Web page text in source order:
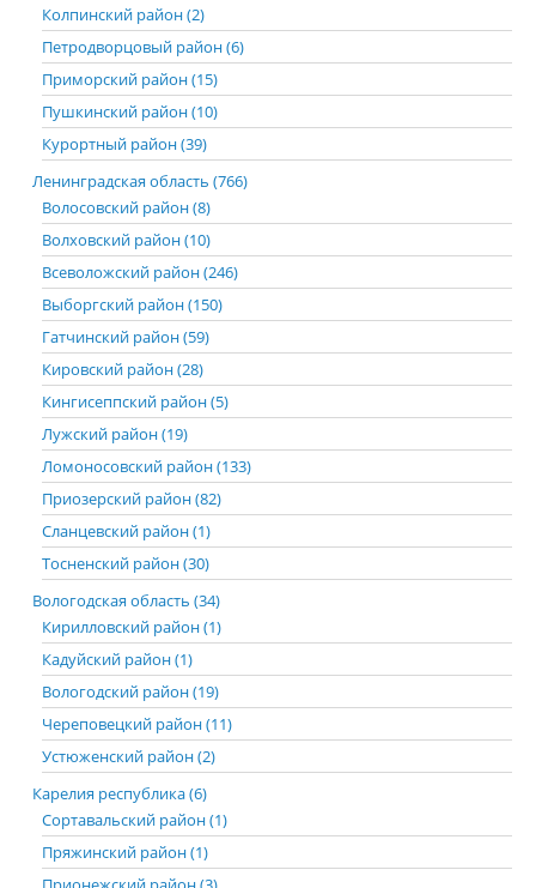
Колпинский район (2)
Петродворцовый район (6)
Приморский район (15)
Пушкинский район (10)
Курортный район (39)
Ленинградская область (766)
Волосовский район (8)
Волховский район (10)
Всеволожский район (246)
Выборгский район (150)
Гатчинский район (59)
Кировский район (28)
Кингисеппский район (5)
Лужский район (19)
Ломоносовский район (133)
Приозерский район (82)
Сланцевский район (1)
Тосненский район (30)
Вологодская область (34)
Кирилловский район (1)
Кадуйский район (1)
Вологодский район (19)
Череповецкий район (11)
Устюженский район (2)
Карелия республика (6)
Сортавальский район (1)
Пряжинский район (1)